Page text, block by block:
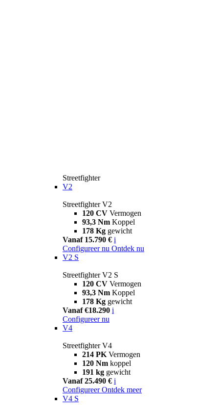
Streetfighter
V2
Streetfighter V2
120 CV Vermogen
93,3 Nm Koppel
178 Kg gewicht
Vanaf 15.790 € i
Configureer nu Ontdek nu
V2 S
Streetfighter V2 S
120 CV Vermogen
93,3 Nm Koppel
178 Kg gewicht
Vanaf €18.290 i
Configureer nu
V4
Streetfighter V4
214 PK Vermogen
120 Nm koppel
191 kg gewicht
Vanaf 25.490 € i
Configureer Ontdek meer
V4 S